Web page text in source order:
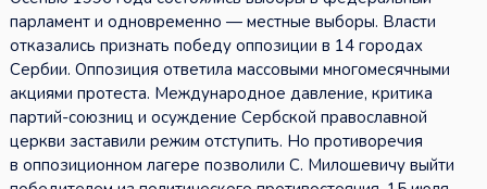
парламент и одновременно — местные выборы. Власти
отказались признать победу оппозиции в 14 городах
Сербии. Оппозиция ответила массовыми многомесячными
акциями протеста. Международное давление, критика
партий-союзниц и осуждение Сербской православной
церкви заставили режим отступить. Но противоречия
в оппозиционном лагере позволили С. Милошевичу выйти